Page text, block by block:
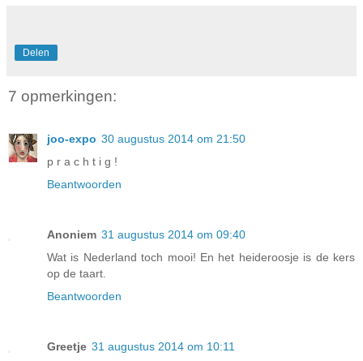
Delen
7 opmerkingen:
joo-expo 30 augustus 2014 om 21:50
p r a c h t i g !
Beantwoorden
Anoniem 31 augustus 2014 om 09:40
Wat is Nederland toch mooi! En het heideroosje is de kers
op de taart.
Beantwoorden
Greetje 31 augustus 2014 om 10:11